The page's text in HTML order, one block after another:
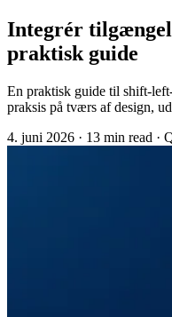
Integrér
praktisk guide
En praktisk guide til shift-
praksis på tværs af design,
4. juni 2026 · 13 min read ·